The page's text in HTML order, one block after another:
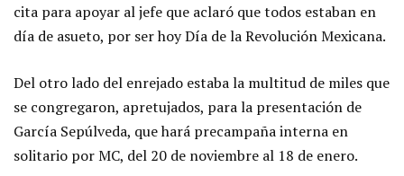
cita para apoyar al jefe que aclaró que todos estaban en
día de asueto, por ser hoy Día de la Revolución Mexicana.
Del otro lado del enrejado estaba la multitud de miles que
se congregaron, apretujados, para la presentación de
García Sepúlveda, que hará precampaña interna en
solitario por MC, del 20 de noviembre al 18 de enero.